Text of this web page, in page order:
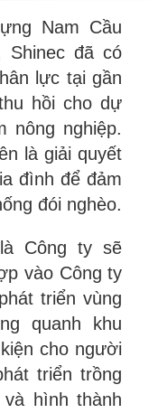
Nam Cầu
Shinec đã có
lực tại gần
hồi cho dự
nông nghiệp.
là giải quyết
đình để đảm
đói nghèo.
Công ty sẽ
vào Công ty
triển vùng
quanh khu
cho người
triển trồng
hình thành